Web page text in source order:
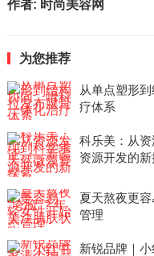
作者: 时尚美容网
为您推荐
从单点塑形
疗体系
科乐美：从
资源开发的
夏天熬夜更
管理
新锐品牌｜